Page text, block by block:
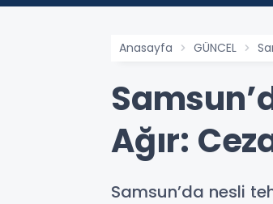
Anasayfa GÜNCEL
Ağır:
Samsun’da nesli